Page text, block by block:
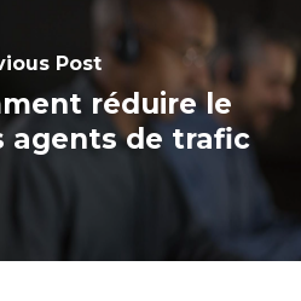
Post
réduire le
agents de trafic